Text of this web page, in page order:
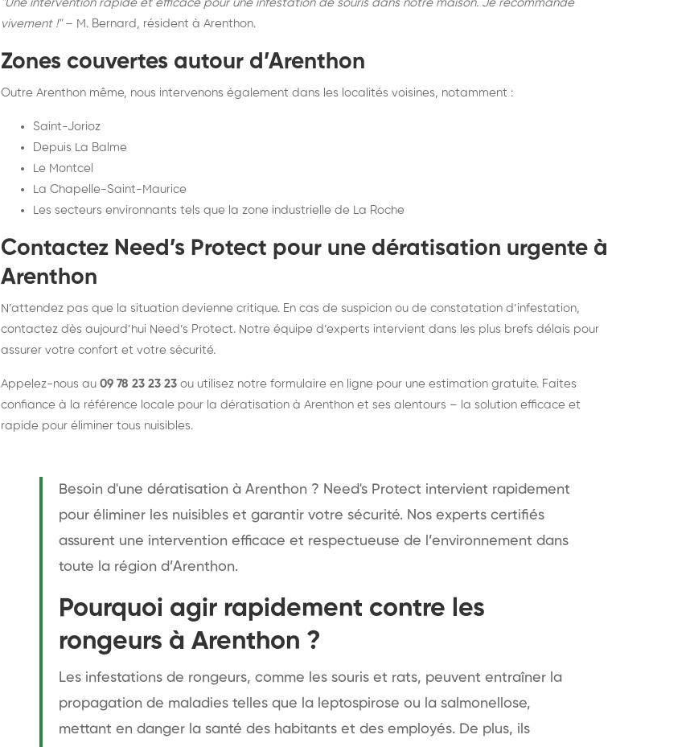
"Une intervention rapide et efficace pour une infestation de souris dans notre maison. Je recommande
vivement !" – M. Bernard, résident à Arenthon.
Zones couvertes autour d’Arenthon
Outre Arenthon même, nous intervenons également dans les localités voisines, notamment :
Saint-Jorioz
Depuis La Balme
Le Montcel
La Chapelle-Saint-Maurice
Les secteurs environnants tels que la zone industrielle de La Roche
Contactez Need’s Protect pour une dératisation urgente à
Arenthon
N’attendez pas que la situation devienne critique. En cas de suspicion ou de constatation d’infestation,
contactez dès aujourd’hui Need’s Protect. Notre équipe d’experts intervient dans les plus brefs délais pour
assurer votre confort et votre sécurité.
Appelez-nous au 09 78 23 23 23 ou utilisez notre formulaire en ligne pour une estimation gratuite. Faites
confiance à la référence locale pour la dératisation à Arenthon et ses alentours – la solution efficace et
rapide pour éliminer tous nuisibles.
Besoin d'une dératisation à Arenthon ? Need's Protect intervient rapidement
pour éliminer les nuisibles et garantir votre sécurité. Nos experts certifiés
assurent une intervention efficace et respectueuse de l’environnement dans
toute la région d’Arenthon.
Pourquoi agir rapidement contre les
rongeurs à Arenthon ?
Les infestations de rongeurs, comme les souris et rats, peuvent entraîner la
propagation de maladies telles que la leptospirose ou la salmonellose,
mettant en danger la santé des habitants et des employés. De plus, ils